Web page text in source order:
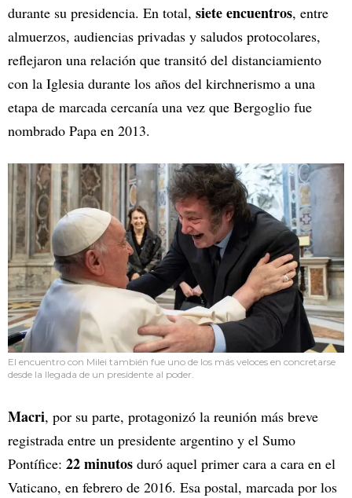
durante su presidencia. En total, siete encuentros, entre
almuerzos, audiencias privadas y saludos protocolares,
reflejaron una relación que transitó del distanciamiento
con la Iglesia durante los años del kirchnerismo a una
etapa de marcada cercanía una vez que Bergoglio fue
nombrado Papa en 2013.
El encuentro con Milei también fue uno de los más veloces en concretarse
desde la llegada de un presidente al poder.
Macri, por su parte, protagonizó la reunión más breve
registrada entre un presidente argentino y el Sumo
Pontífice: 22 minutos duró aquel primer cara a cara en el
Vaticano, en febrero de 2016. Esa postal, marcada por los